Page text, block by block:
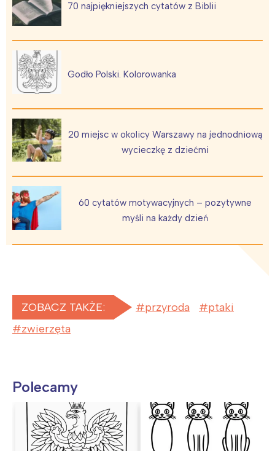
70 najpiękniejszych cytatów z Biblii
Godło Polski. Kolorowanka
20 miejsc w okolicy Warszawy na jednodniową
wycieczkę z dziećmi
60 cytatów motywacyjnych – pozytywne
myśli na każdy dzień
ZOBACZ TAKŻE: przyroda
ptaki
zwierzęta
Polecamy
Warszawa
Łódź
Trójmiasto
Poznań
Wrocław
Kraków
Północ
Wybieram